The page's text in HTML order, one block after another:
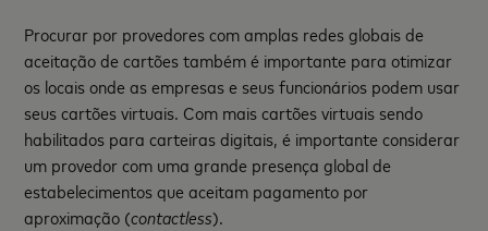
Procurar por provedores com amplas redes globais de
aceitação de cartões também é importante para otimizar
os locais onde as empresas e seus funcionários podem usar
seus cartões virtuais. Com mais cartões virtuais sendo
habilitados para carteiras digitais, é importante considerar
um provedor com uma grande presença global de
estabelecimentos que aceitam pagamento por
aproximação (contactless).